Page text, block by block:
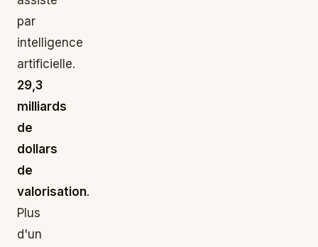
par
intelligence
artificielle.
29,3
milliards
de
dollars
de
valorisation.
Plus
d'un